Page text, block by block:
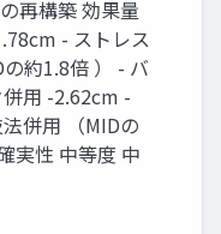
再構築 効果量
- ストレス
約1.8倍 ） - バ
⽤ -2.62cm -
併⽤ （MIDの
実性 中等度 中